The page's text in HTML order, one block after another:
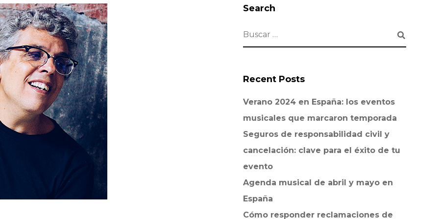
Search
Recent Posts
Verano 2024 en España: los eventos
musicales que marcaron temporada
Seguros de responsabilidad civil y
cancelación: clave para el éxito de tu
evento
Agenda musical de abril y mayo en
España
Cómo responder reclamaciones de